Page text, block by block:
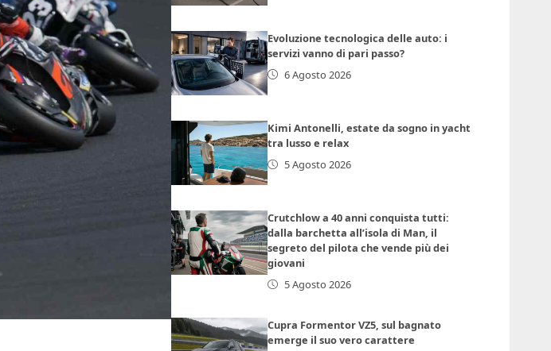
Evoluzione tecnologica delle auto: i
servizi vanno di pari passo?
6 Agosto 2026
Kimi Antonelli, estate da sogno in yacht
tra lusso e relax
5 Agosto 2026
Crutchlow a 40 anni conquista tutti:
dalla barchetta all’isola di Man, il
segreto del pilota che vende più dei
giovani
5 Agosto 2026
Cupra Formentor VZ5, sul bagnato
emerge il suo vero carattere